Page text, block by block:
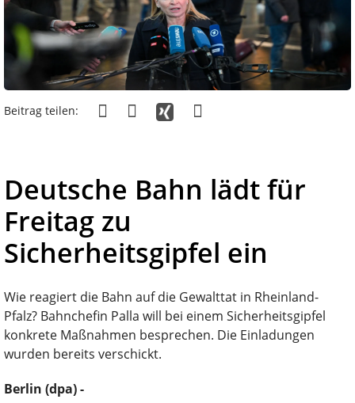
Beitrag teilen:
Deutsche Bahn lädt für
Freitag zu
Sicherheitsgipfel ein
Wie reagiert die Bahn auf die Gewalttat in Rheinland-
Pfalz? Bahnchefin Palla will bei einem Sicherheitsgipfel
konkrete Maßnahmen besprechen. Die Einladungen
wurden bereits verschickt.
Berlin (dpa) -